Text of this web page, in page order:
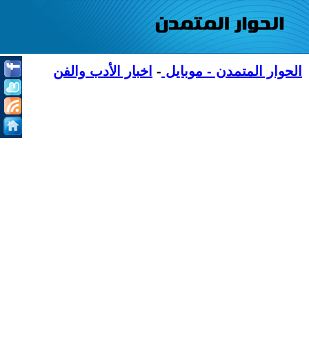
الحوار المتمدن - موبايل - اخبار الأدب والفن